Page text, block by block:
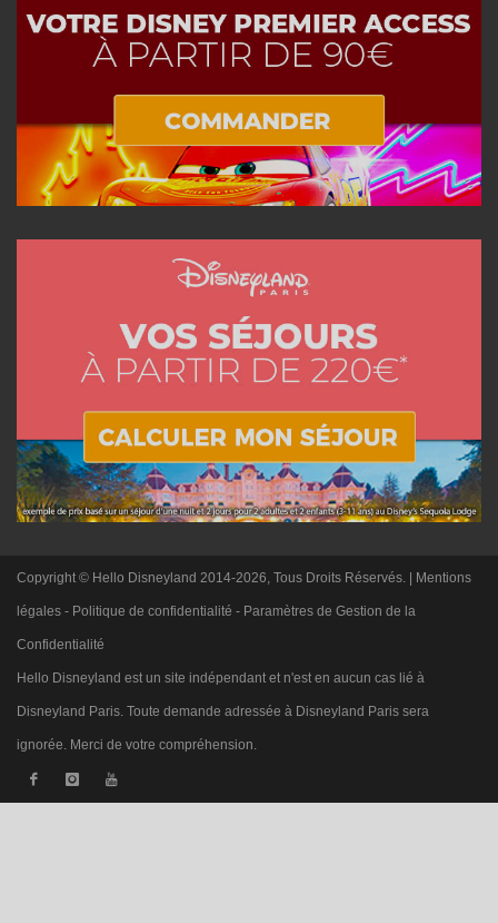
Copyright © Hello Disneyland 2014-2026, Tous Droits Réservés. | Mentions
légales - Politique de confidentialité - Paramètres de Gestion de la
Confidentialité
Hello Disneyland est un site indépendant et n'est en aucun cas lié à
Disneyland Paris. Toute demande adressée à Disneyland Paris sera
ignorée. Merci de votre compréhension.